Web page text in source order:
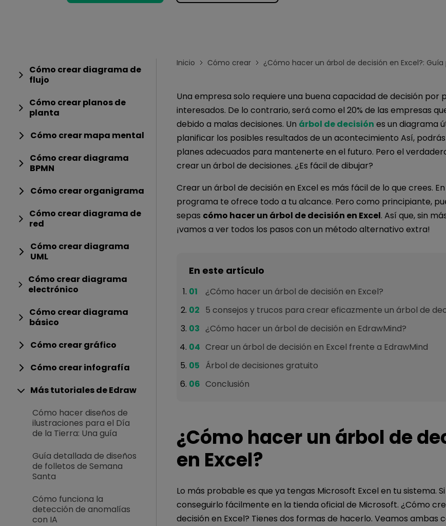
Cómo crear diagrama de
flujo
Cómo crear planos de
planta
Cómo crear mapa mental
Cómo crear diagrama
BPMN
Cómo crear organigrama
Cómo crear diagrama de
red
Cómo crear diagrama
UML
Cómo crear diagrama
electrónico
Cómo crear diagrama
básico
Cómo crear gráfico
Cómo crear infografía
Más tutoriales de Edraw
Cómo hacer diseños de
ilustraciones para el Día
de la Tierra: Una guía
Guía detallada de diseños
de folletos de Semana
Santa
Cómo funciona la
detección de anomalías
con IA
Inicio Cómo crear ¿Cómo hacer un árbol de decisión en Excel?: Guía
Una empresa solo requiere una buena capacidad de decisión por
interesados. De lo contrario, será como el 20% de las empresas
debido a malas decisiones. Un árbol de decisión es un diagrama
planificar los posibles resultados de un acontecimiento Así,
planes adecuados para mantenerte en el futuro. Pero el
crear un árbol de decisiones. ¿Es fácil de dibujar?
Crear un árbol de decisión en Excel es más fácil de lo que crees.
programa te ofrece todo a tu alcance. Pero como principiante,
sepas cómo hacer un árbol de decisión en Excel. Así que, sin
¡vamos a ver todos los pasos con un método alternativo extra!
En este artículo
¿Cómo hacer un árbol de decisión en Excel?
5 consejos y trucos para crear eficazmente un árbol de
¿Cómo hacer un árbol de decisión en EdrawMind?
Crear un árbol de decisión en Excel frente a EdrawMind
Árbol de decisiones gratuito
Conclusión
¿Cómo hacer un árbol de
en Excel?
Lo más probable es que ya tengas Microsoft Excel en tu sistema.
conseguirlo fácilmente en la tienda oficial de Microsoft. ¿Cómo
decisión en Excel? Tienes dos formas de hacerlo. Veamos ambas